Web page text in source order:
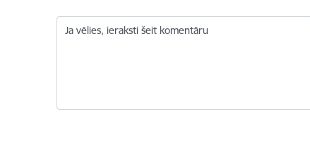
Ja vēlies, ieraksti šeit komentāru